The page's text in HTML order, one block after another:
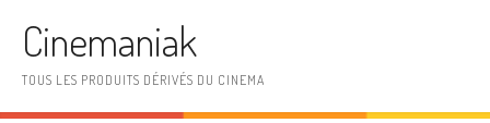
Cinemaniak
TOUS LES PRODUITS DÉRIVÉS DU CINEMA